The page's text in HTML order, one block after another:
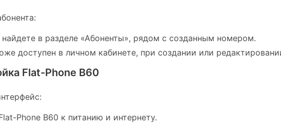
в разделе «Абоненты», рядом с созданным номером.
доступен в личном кабинете, при создании или
Flat-Phone B60
Phone B60 к питанию и интернету.